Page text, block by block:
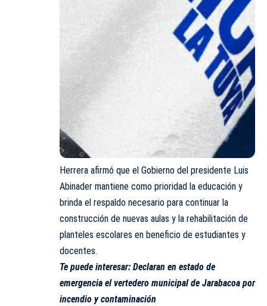
Herrera afirmó que el Gobierno del presidente Luis
Abinader mantiene como prioridad la educación y
brinda el respaldo necesario para continuar la
construcción de nuevas aulas y la rehabilitación de
planteles escolares en beneficio de estudiantes y
docentes.
Te puede interesar: Declaran en estado de
emergencia el vertedero municipal de Jarabacoa por
incendio y contaminación